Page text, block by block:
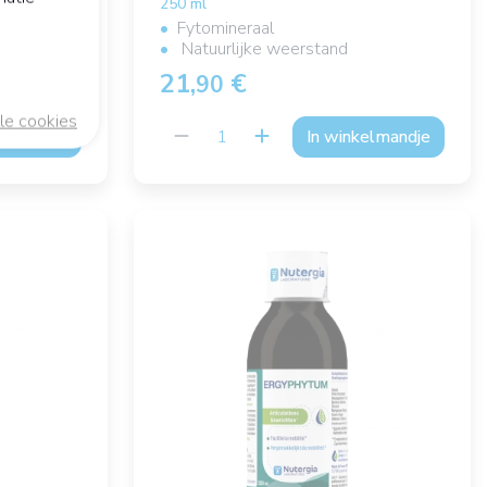
Fytomineraal
Natuurlijke weerstand
21,90 €
In winkelmandje
cookies